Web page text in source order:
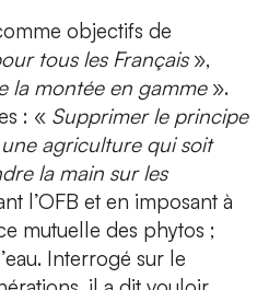
objectifs de
tous les Français»,
la montée en gamme».
: « Supprimer le principe
agriculture qui soit
la main sur les
l’OFB et en imposant à
mutuelle des phytos ;
Interrogé sur le